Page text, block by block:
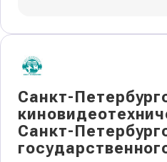
Санкт-
Санкт-